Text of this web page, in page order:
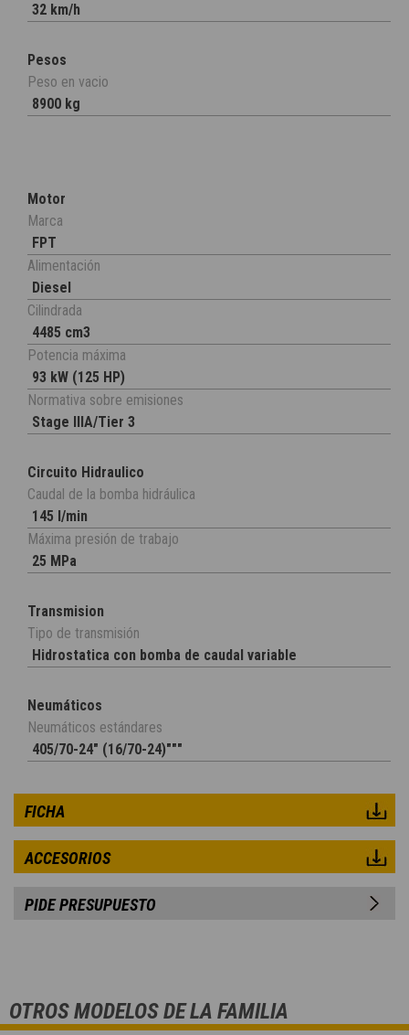
32 km/h
Pesos
Peso en vacio
8900 kg
Motor
Marca
FPT
Alimentación
Diesel
Cilindrada
4485 cm3
Potencia máxima
93 kW (125 HP)
Normativa sobre emisiones
Stage IIIA/Tier 3
Circuito Hidraulico
Caudal de la bomba hidráulica
145 l/min
Máxima presión de trabajo
25 MPa
Transmision
Tipo de transmisión
Hidrostatica con bomba de caudal variable
Neumáticos
Neumáticos estándares
405/70-24" (16/70-24)"""
FICHA
ACCESORIOS
PIDE PRESUPUESTO
OTROS MODELOS DE LA FAMILIA